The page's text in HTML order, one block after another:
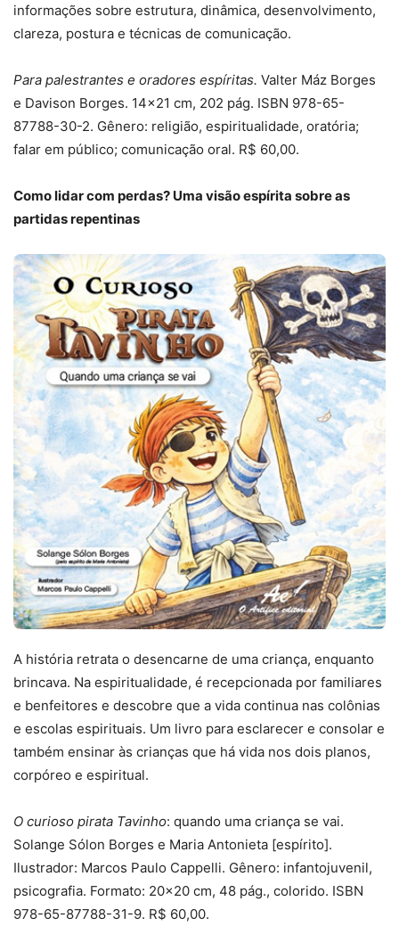
informações sobre estrutura, dinâmica, desenvolvimento,
clareza, postura e técnicas de comunicação.
Para palestrantes e oradores espíritas. Valter Máz Borges
e Davison Borges. 14×21 cm, 202 pág. ISBN 978-65-
87788-30-2. Gênero: religião, espiritualidade, oratória;
falar em público; comunicação oral. R$ 60,00.
Como lidar com perdas? Uma visão espírita sobre as
partidas repentinas
A história retrata o desencarne de uma criança, enquanto
brincava. Na espiritualidade, é recepcionada por familiares
e benfeitores e descobre que a vida continua nas colônias
e escolas espirituais. Um livro para esclarecer e consolar e
também ensinar às crianças que há vida nos dois planos,
corpóreo e espiritual.
O curioso pirata Tavinho: quando uma criança se vai.
Solange Sólon Borges e Maria Antonieta [espírito].
Ilustrador: Marcos Paulo Cappelli. Gênero: infantojuvenil,
psicografia. Formato: 20×20 cm, 48 pág., colorido. ISBN
978-65-87788-31-9. R$ 60,00.